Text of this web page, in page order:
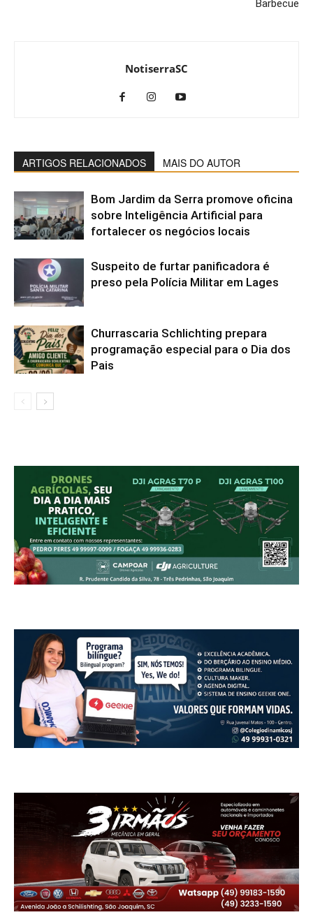
Barbecue
NotiserraSC
ARTIGOS RELACIONADOS MAIS DO AUTOR
Bom Jardim da Serra promove oficina
sobre Inteligência Artificial para
fortalecer os negócios locais
Suspeito de furtar panificadora é
preso pela Polícia Militar em Lages
Churrascaria Schlichting prepara
programação especial para o Dia dos
Pais